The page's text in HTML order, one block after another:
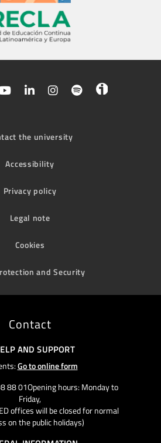
the university
Accessibility
Privacy policy
Legal note
Cookies
and Security
Contact
AND SUPPORT
Go to online form
88 01Opening hours: Monday to
Friday,
offices will be closed for normal
on the public holidays)